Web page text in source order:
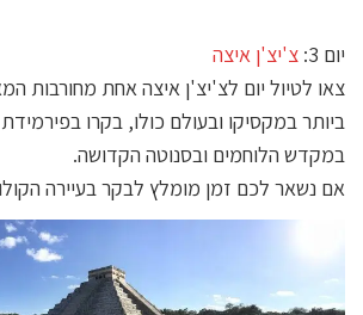
יום 3:
צ'יצ'ן איצה
צאו לטיול יום לצ'יצ'ן איצה אחת מחורבות
ביותר במקסיקו ובעולם כולו, בקרו
במקדש הלוחמים ובסנוטה הקדושה.
אם נשאר לכם זמן מומלץ לבקר בעיירה